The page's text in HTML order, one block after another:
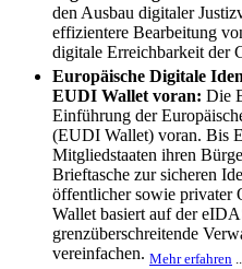
den Ausbau digitaler
effizientere Bearbeitung
digitale Erreichbarkeit der
Europäische Digitale
EUDI Wallet voran: Die
Einführung der
(EUDI Wallet) voran. Bis
Mitgliedstaaten ihren
Brieftasche zur sicheren
öffentlicher sowie privater
Wallet basiert auf der
grenzüberschreitende
vereinfachen. Mehr erfahren